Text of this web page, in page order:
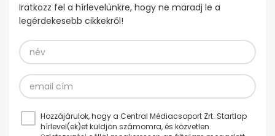
Iratkozz fel a hírlevelünkre, hogy ne maradj le a
legérdekesebb cikkekről!
Hozzájárulok, hogy a Central Médiacsoport Zrt. Startlap
hírlevel(ek)et küldjön számomra, és közvetlen